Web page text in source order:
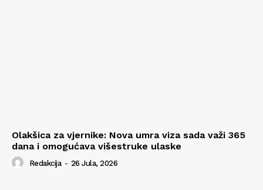
Olakšica za vjernike: Nova umra viza sada važi 365
dana i omogućava višestruke ulaske
Redakcija - 26 Jula, 2026